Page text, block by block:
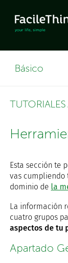
Básico
Esta sección te
vas cumpliendo
dominio de la
La información
cuatro grupos
aspectos de tu
Apartado